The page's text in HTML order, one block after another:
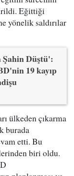
Eğittiği
yönelik saldırılar
Düştü':
19 kayıp
ülkeden çıkarma
burada
etti. Bu
biri oldu.